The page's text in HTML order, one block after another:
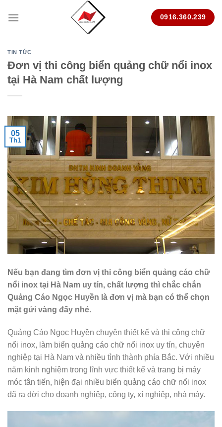
0916.360.239
TIN TỨC
Đơn vị thi công biển quảng chữ nổi inox
tại Hà Nam chất lượng
05
Th1
Nếu bạn đang tìm đơn vị thi công biển quảng cáo chữ
nổi inox tại Hà Nam uy tín, chất lượng thì chắc chắn
Quảng Cáo Ngọc Huyền là đơn vị mà bạn có thể chọn
mặt gửi vàng đấy nhé.
Quảng Cáo Ngọc Huyền chuyên thiết kế và thi công chữ
nổi inox, làm biển quảng cáo chữ nổi inox uy tín, chuyên
nghiệp tại Hà Nam và nhiều tỉnh thành phía Bắc. Với nhiều
năm kinh nghiệm trong lĩnh vực thiết kế và trang bị máy
móc tân tiến, hiện đại nhiều biển quảng cáo chữ nổi inox
đã ra đời cho doanh nghiệp, công ty, xí nghiệp, nhà máy.